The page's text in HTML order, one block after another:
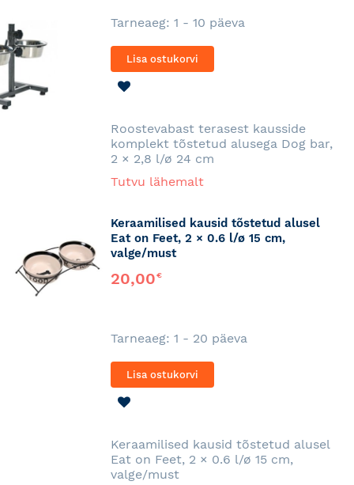
Tarneaeg: 1 - 10 päeva
Lisa ostukorvi
Roostevabast terasest kausside
komplekt tõstetud alusega Dog bar,
2 × 2,8 l/ø 24 cm
Tutvu lähemalt
Keraamilised kausid tõstetud alusel
Eat on Feet, 2 × 0.6 l/ø 15 cm,
valge/must
20,00€
Tarneaeg: 1 - 20 päeva
Lisa ostukorvi
Keraamilised kausid tõstetud alusel
Eat on Feet, 2 × 0.6 l/ø 15 cm,
valge/must